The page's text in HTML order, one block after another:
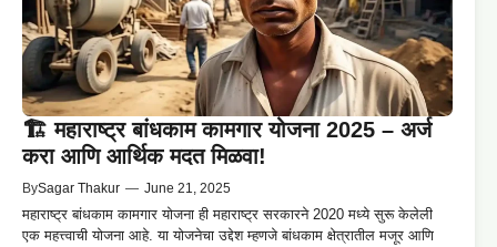
🏗️ महाराष्ट्र बांधकाम कामगार योजना 2025 – अर्ज
करा आणि आर्थिक मदत मिळवा!
BySagar Thakur — June 21, 2025
महाराष्ट्र बांधकाम कामगार योजना ही महाराष्ट्र सरकारने 2020 मध्ये सुरू केलेली
एक महत्त्वाची योजना आहे. या योजनेचा उद्देश म्हणजे बांधकाम क्षेत्रातील मजूर आणि